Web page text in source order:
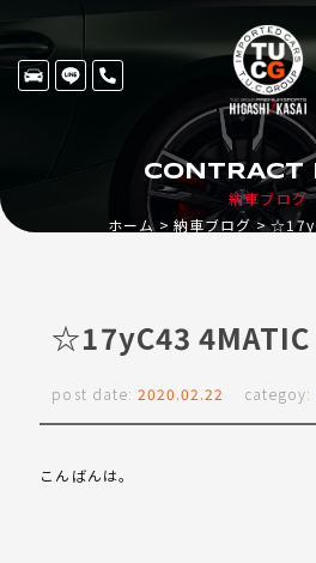
納車ブログ
CONTRACT
ホーム 納車ブログ
☆17yC43 4MATIC
post date: 2020.02.22 categoy:
こんばんは。